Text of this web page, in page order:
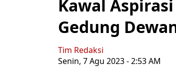
Kawal
Gedung
Tim Redaksi
Senin, 7 Agu 2023 - 2:53 AM